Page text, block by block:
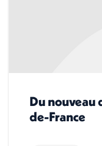
Du nouveau
de-France